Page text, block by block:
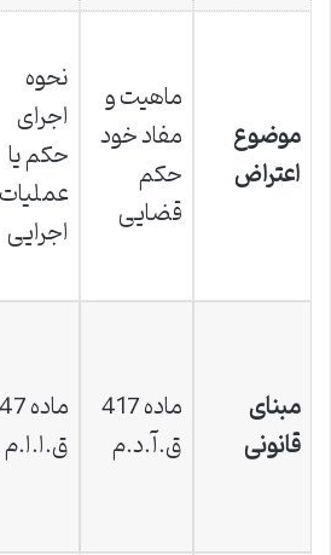
موضوع
اعتراض
ماهیت و
مفاد خود
حکم
قضایی
نحوه
اجرای
حکم یا
عملیات
اجرایی
مبنای
قانونی
ماده 417
ق.آ.د.م
ق.ا.ا.م